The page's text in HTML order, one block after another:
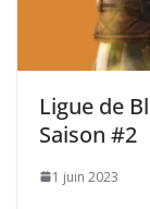
Ligue de
Saison #2
1 juin 2023